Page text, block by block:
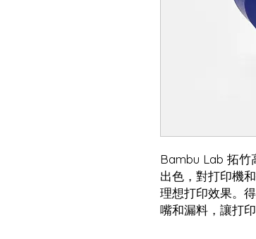
Bambu Lab 拓竹
出色，對打印機
理想打印效果。
嘴和漏料，讓打